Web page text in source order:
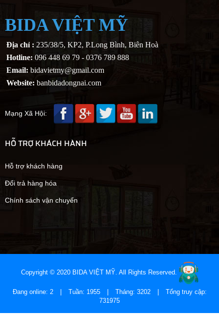
BIDA VIỆT MỸ
Địa chỉ : 235/38/5, KP2, P.Long Bình, Biên Hoà
Hotline: 096 448 69 79 - 0376 789 888
Email: bidavietmy@gmail.com
Website: banbidadongnai.com
Mạng Xã Hội:
HỖ TRỢ KHÁCH HÀNH
Hỗ trợ khách hàng
Đổi trả hàng hóa
Chính sách vận chuyển
Copyright © 2020 BIDA VIỆT MỸ. All Rights Reserved.
Đang online: 2 Tuần: 1955 Tháng: 3202
Tổng truy cập:
731975